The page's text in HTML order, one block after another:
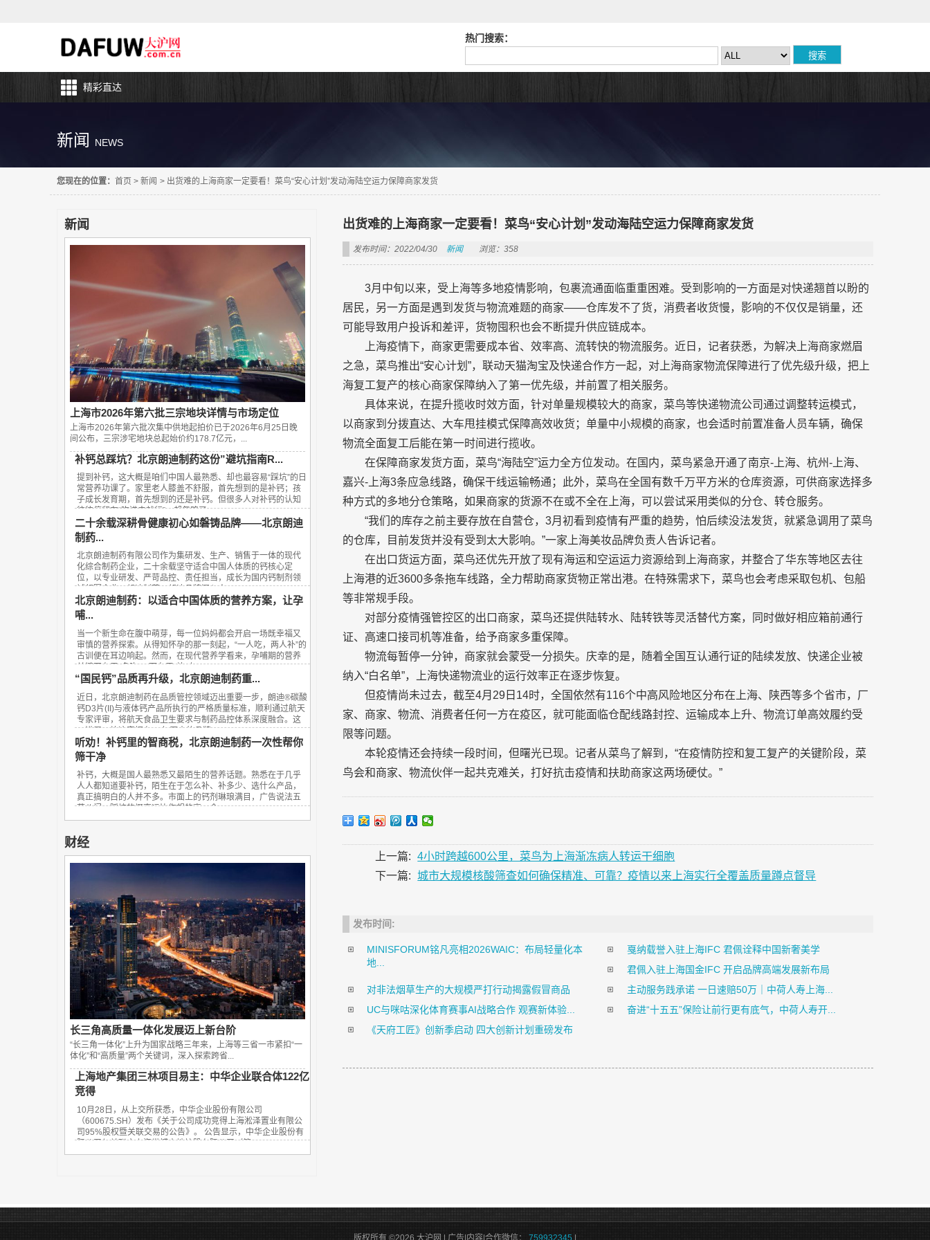
热门搜索：
精彩直达
新闻 NEWS
您现在的位置： 首页 > 新闻 > 出货难的上海商家一定要看！菜鸟“安心计划”发动海陆空运力保障商家发货
新闻
上海市2026年第六批三宗地块详情与市场定位
上海市2026年第六批次集中供地起拍价已于2026年6月25日晚
间公布，‌三宗涉宅地块总起始价约178.7亿元‌，...
补钙总踩坑？北京朗迪制药这份”避坑指南R...
提到补钙，这大概是咱们中国人最熟悉、却也最容易“踩坑”的日
常营养功课了。家里老人膝盖不舒服，首先想到的是补钙；孩
子成长发育期，首先想到的还是补钙。但很多人对补钙的认知
往往停留在“吃进去就行”，却忽略了...
二十余载深耕骨健康初心如磐铸品牌——北京朗迪
制药...
北京朗迪制药有限公司作为集研发、生产、销售于一体的现代
化综合制药企业，二十余载坚守适合中国人体质的钙核心定
位，以专业研发、严苛品控、责任担当，成长为国内钙制剂领
域领军企业，朗迪制药、朗迪品牌深入人...
北京朗迪制药：以适合中国体质的营养方案，让孕
哺...
当一个新生命在腹中萌芽，每一位妈妈都会开启一场既幸福又
审慎的营养探索。从得知怀孕的那一刻起，“一人吃，两人补”的
古训便在耳边响起。然而，在现代营养学看来，孕哺期的营养
关键不在于“多吃”，而在于“补对”。...
“国民钙”品质再升级，北京朗迪制药重...
近日，北京朗迪制药在品质管控领域迈出重要一步，朗迪®碳酸
钙D3片(II)与液体钙产品所执行的严格质量标准，顺利通过航天
专家评审，将航天食品卫生要求与制药品控体系深度融合。这
一进展，让这家拥有23年历史的品牌...
听劝！补钙里的智商税，北京朗迪制药一次性帮你
筛干净
补钙，大概是国人最熟悉又最陌生的营养话题。熟悉在于几乎
人人都知道要补钙，陌生在于怎么补、补多少、选什么产品，
真正搞明白的人并不多。市面上的钙剂琳琅满目，广告说法五
花八门，踩坑的概率远比你想的高。今...
财经
长三角高质量一体化发展迈上新台阶
“长三角一体化”上升为国家战略三年来，上海等三省一市紧扣“一
体化”和“高质量”两个关键词，深入探索跨省...
上海地产集团三林项目易主：中华企业联合体122亿
竞得
10月28日，从上交所获悉，中华企业股份有限公司
（600675.SH）发布《关于公司成功竞得上海淞泽置业有限公
司95%股权暨关联交易的公告》。 公告显示，中华企业股份有
限公司与关联方上海世博土地控股有限公司（简...
出货难的上海商家一定要看！菜鸟“安心计划”发动海陆空运力保障商家发货
发布时间：2022/04/30 新闻 浏览：358
3月中旬以来，受上海等多地疫情影响，包裹流通面临重重困难。受到影响的一方面是对快递翘首以盼的
居民，另一方面是遇到发货与物流难题的商家——仓库发不了货，消费者收货慢，影响的不仅仅是销量，还
可能导致用户投诉和差评，货物囤积也会不断提升供应链成本。
上海疫情下，商家更需要成本省、效率高、流转快的物流服务。近日，记者获悉，为解决上海商家燃眉
之急，菜鸟推出“安心计划”，联动天猫淘宝及快递合作方一起，对上海商家物流保障进行了优先级升级，把上
海复工复产的核心商家保障纳入了第一优先级，并前置了相关服务。
具体来说，在提升揽收时效方面，针对单量规模较大的商家，菜鸟等快递物流公司通过调整转运模式，
以商家到分拨直达、大车甩挂模式保障高效收货；单量中小规模的商家，也会适时前置准备人员车辆，确保
物流全面复工后能在第一时间进行揽收。
在保障商家发货方面，菜鸟“海陆空”运力全方位发动。在国内，菜鸟紧急开通了南京-上海、杭州-上海、
嘉兴-上海3条应急线路，确保干线运输畅通；此外，菜鸟在全国有数千万平方米的仓库资源，可供商家选择多
种方式的多地分仓策略，如果商家的货源不在或不全在上海，可以尝试采用类似的分仓、转仓服务。
“我们的库存之前主要存放在自营仓，3月初看到疫情有严重的趋势，怕后续没法发货，就紧急调用了菜鸟
的仓库，目前发货并没有受到太大影响。”一家上海美妆品牌负责人告诉记者。
在出口货运方面，菜鸟还优先开放了现有海运和空运运力资源给到上海商家，并整合了华东等地区去往
上海港的近3600多条拖车线路，全力帮助商家货物正常出港。在特殊需求下，菜鸟也会考虑采取包机、包船
等非常规手段。
对部分疫情强管控区的出口商家，菜鸟还提供陆转水、陆转铁等灵活替代方案，同时做好相应箱前通行
证、高速口接司机等准备，给予商家多重保障。
物流每暂停一分钟，商家就会蒙受一分损失。庆幸的是，随着全国互认通行证的陆续发放、快递企业被
纳入“白名单”，上海快递物流业的运行效率正在逐步恢复。
但疫情尚未过去，截至4月29日14时，全国依然有116个中高风险地区分布在上海、陕西等多个省市，厂
家、商家、物流、消费者任何一方在疫区，就可能面临仓配线路封控、运输成本上升、物流订单高效履约受
限等问题。
本轮疫情还会持续一段时间，但曙光已现。记者从菜鸟了解到，“在疫情防控和复工复产的关键阶段，菜
鸟会和商家、物流伙伴一起共克难关，打好抗击疫情和扶助商家这两场硬仗。”
上一篇:
4小时跨越600公里，菜鸟为上海渐冻病人转运干细胞
下一篇:
城市大规模核酸筛查如何确保精准、可靠？疫情以来上海实行全覆盖质量蹲点督导
发布时间:
MINISFORUM铭凡亮相2026WAIC：布局轻量化本
地...
戛纳载誉入驻上海IFC 君佩诠释中国新奢美学
君佩入驻上海国金IFC 开启品牌高端发展新布局
对非法烟草生产的大规模严打行动揭露假冒商品
主动服务践承诺 一日速赔50万｜中荷人寿上海...
UC与咪咕深化体育赛事AI战略合作 观赛新体验...
奋进“十五五”保险让前行更有底气，中荷人寿开...
《天府工匠》创新季启动 四大创新计划重磅发布